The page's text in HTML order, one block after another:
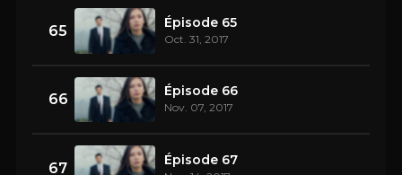
65 Épisode 65
Oct. 31, 2017
66 Épisode 66
Nov. 07, 2017
67 Épisode 67